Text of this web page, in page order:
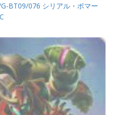
BT09/076 シリアル・ボマー
C